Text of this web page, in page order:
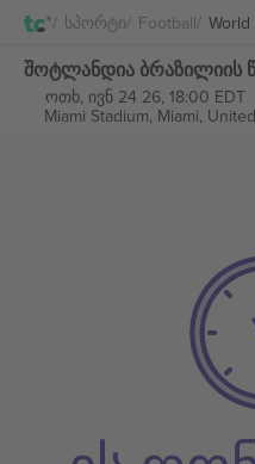
Სპორტი Football
ოთხ, ივნ 24 26, 18:00 EDT
Miami Stadium, Miami,